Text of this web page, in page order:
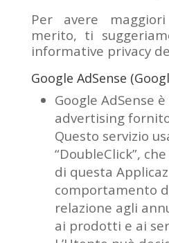
Per avere
merito, ti
informative privacy
Google AdSense
Google AdSense
advertising
Questo servizio
“DoubleClick”,
di questa
comportamento
relazione agli
ai prodotti e ai